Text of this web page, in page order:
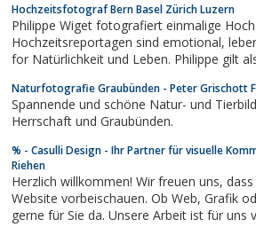
Hochzeitsfotograf Bern Basel Zürich Luzern
Philippe Wiget fotografiert einmalige
Hochzeitsreportagen sind emotional, lebendig, nah und sprühen
for Natürlichkeit und Leben. Philippe gilt
Naturfotografie Graubünden - Peter Grischott
Spannende und schöne Natur- und
Herrschaft und Graubünden.
% - Casulli Design - Ihr Partner für visuelle
Riehen
Herzlich willkommen! Wir freuen uns, dass Sie hier auf unserer
Website vorbeischauen. Ob Web, Grafik oder Foto. Wir sind sehr
gerne für Sie da. Unsere Arbeit ist für uns